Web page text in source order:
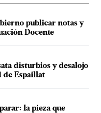
publicar notas y
Docente
disturbios y desalojo
de Espaillat
la pieza que